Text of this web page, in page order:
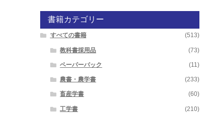
書籍カテゴリー
すべての書籍 (513)
教科書採用品 (73)
ペーパーバック (11)
農書・農学書 (233)
畜産学書 (60)
工学書 (210)